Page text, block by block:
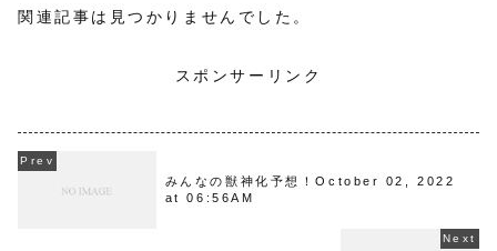
関連記事は見つかりませんでした。
スポンサーリンク
みんなの獣神化予想！October 02, 2022
at 06:56AM